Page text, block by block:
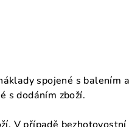
spojené s
s dodáním zboží.